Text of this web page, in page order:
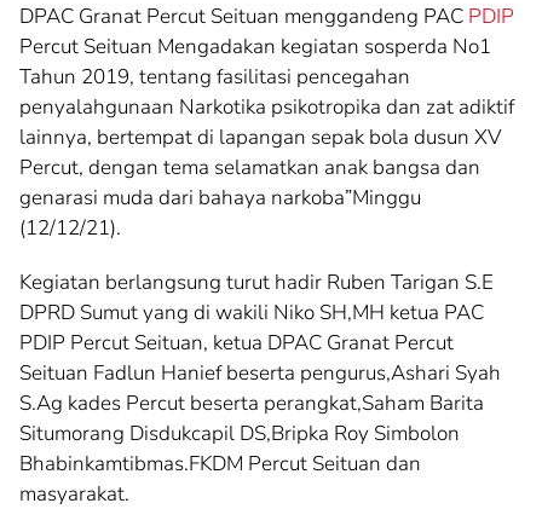
DPAC Granat Percut Seituan menggandeng PAC PDIP
Percut Seituan Mengadakan kegiatan sosperda No1
Tahun 2019, tentang fasilitasi pencegahan
penyalahgunaan Narkotika psikotropika dan zat adiktif
lainnya, bertempat di lapangan sepak bola dusun XV
Percut, dengan tema selamatkan anak bangsa dan
genarasi muda dari bahaya narkoba”Minggu
(12/12/21).
Kegiatan berlangsung turut hadir Ruben Tarigan S.E
DPRD Sumut yang di wakili Niko SH,MH ketua PAC
PDIP Percut Seituan, ketua DPAC Granat Percut
Seituan Fadlun Hanief beserta pengurus,Ashari Syah
S.Ag kades Percut beserta perangkat,Saham Barita
Situmorang Disdukcapil DS,Bripka Roy Simbolon
Bhabinkamtibmas.FKDM Percut Seituan dan
masyarakat.